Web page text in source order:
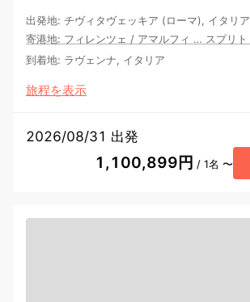
出発地: チヴィタヴェッキア (ローマ), イタリア
寄港地: フィレンツェ / アマルフィ … スプリト
到着地: ラヴェンナ, イタリア
旅程を表示
2026/08/31 出発
1,100,899円 / 1名 〜